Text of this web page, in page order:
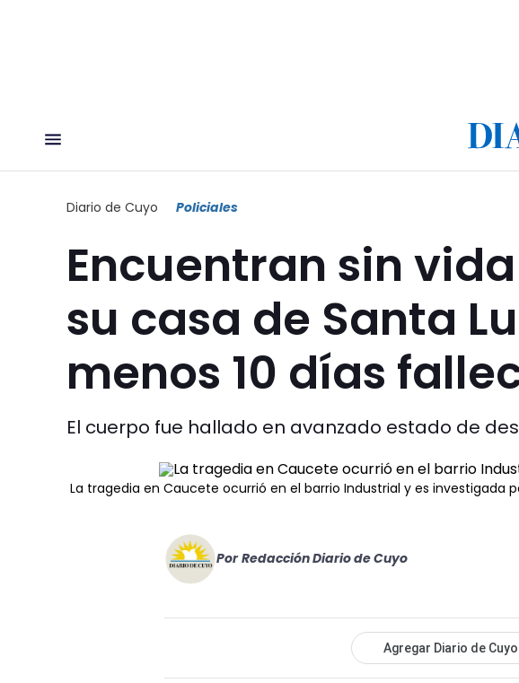
Diario de Cuyo Policiales
Encuentran sin
su casa de Santa
menos 10 días
El cuerpo fue hallado en avanzado estado de
La tragedia en Caucete ocurrió en el barrio Industrial y es investigada
Por Redacción Diario de Cuyo
Agregar Diario de Cuyo